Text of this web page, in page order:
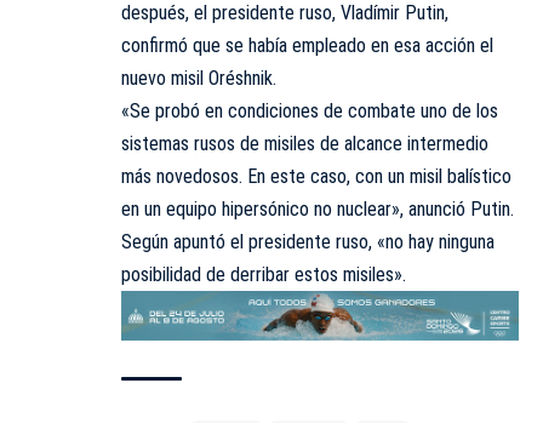
después, el presidente ruso, Vladímir Putin,
confirmó que se había empleado en esa acción el
nuevo misil Oréshnik.
«Se probó en condiciones de combate uno de los
sistemas rusos de misiles de alcance intermedio
más novedosos. En este caso, con un misil balístico
en un equipo hipersónico no nuclear», anunció Putin.
Según apuntó el presidente ruso, «no hay ninguna
posibilidad de derribar estos misiles».